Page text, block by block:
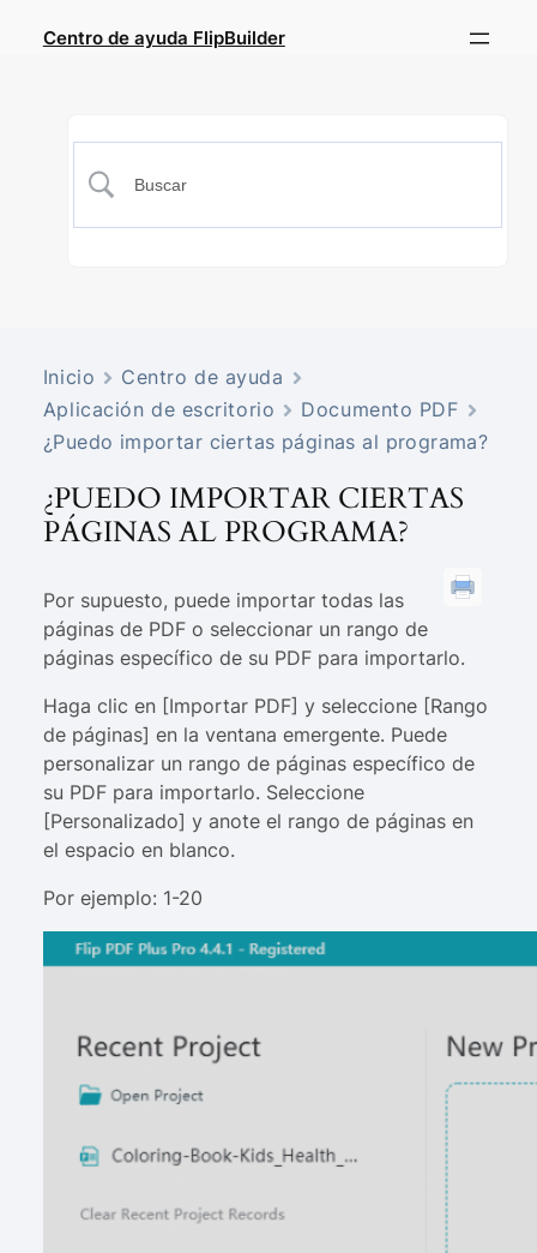
Centro de ayuda FlipBuilder
Inicio
Centro de ayuda
Aplicación de escritorio
Documento PDF
¿Puedo importar ciertas páginas al programa?
¿PUEDO IMPORTAR CIERTAS
PÁGINAS AL PROGRAMA?
Por supuesto, puede importar todas las
páginas de PDF o seleccionar un rango de
páginas específico de su PDF para importarlo.
Haga clic en [Importar PDF] y seleccione [Rango
de páginas] en la ventana emergente. Puede
personalizar un rango de páginas específico de
su PDF para importarlo. Seleccione
[Personalizado] y anote el rango de páginas en
el espacio en blanco.
Por ejemplo: 1-20